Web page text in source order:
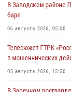
В Заводском районе
баре
06 августа 2026, 05:00
Телесюжет ГТРК
в мошеннических
05 августа 2026, 15:50